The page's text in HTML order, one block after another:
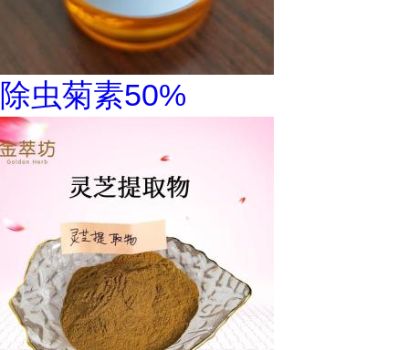
除虫菊素50%